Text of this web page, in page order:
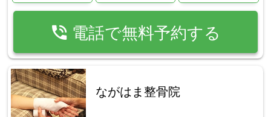
phone_in_talk 電話で無料予約する
ながはま整骨院